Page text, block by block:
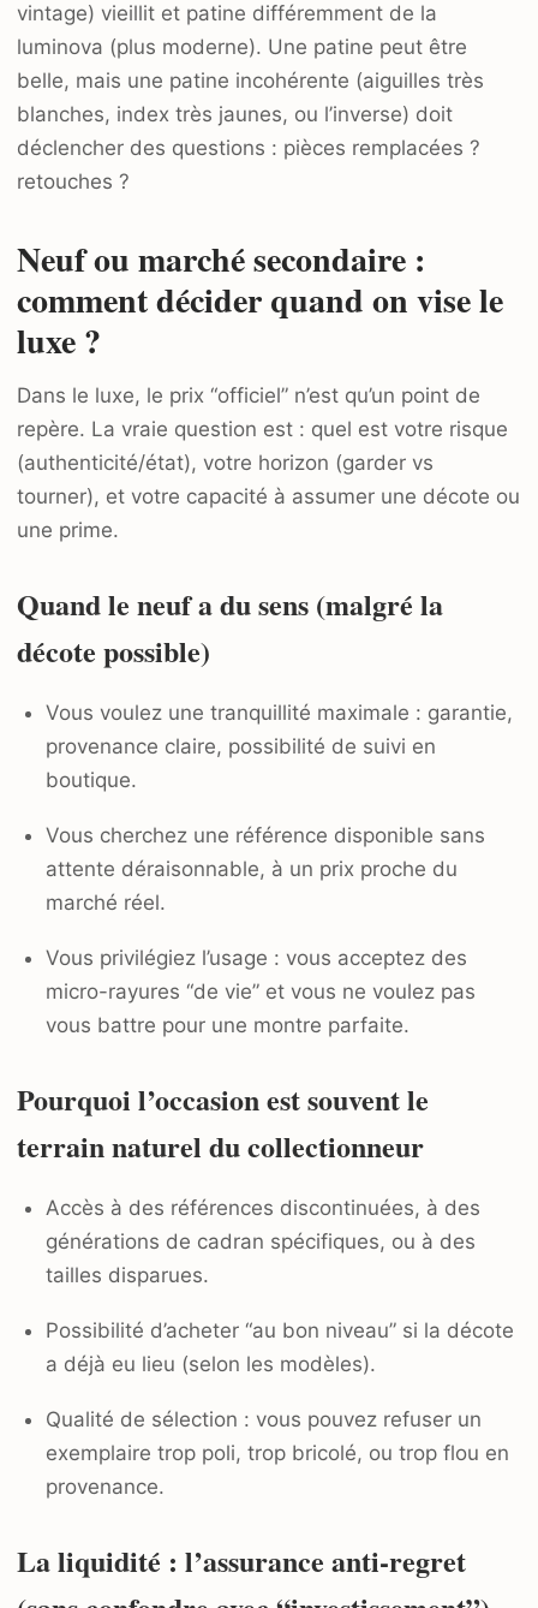
vintage) vieillit et patine différemment de la
luminova (plus moderne). Une patine peut être
belle, mais une patine incohérente (aiguilles très
blanches, index très jaunes, ou l’inverse) doit
déclencher des questions : pièces remplacées ?
retouches ?
Neuf ou marché secondaire :
comment décider quand on vise le
luxe ?
Dans le luxe, le prix “officiel” n’est qu’un point de
repère. La vraie question est : quel est votre risque
(authenticité/état), votre horizon (garder vs
tourner), et votre capacité à assumer une décote ou
une prime.
Quand le neuf a du sens (malgré la
décote possible)
Vous voulez une tranquillité maximale : garantie,
provenance claire, possibilité de suivi en
boutique.
Vous cherchez une référence disponible sans
attente déraisonnable, à un prix proche du
marché réel.
Vous privilégiez l’usage : vous acceptez des
micro-rayures “de vie” et vous ne voulez pas
vous battre pour une montre parfaite.
Pourquoi l’occasion est souvent le
terrain naturel du collectionneur
Accès à des références discontinuées, à des
générations de cadran spécifiques, ou à des
tailles disparues.
Possibilité d’acheter “au bon niveau” si la décote
a déjà eu lieu (selon les modèles).
Qualité de sélection : vous pouvez refuser un
exemplaire trop poli, trop bricolé, ou trop flou en
provenance.
La liquidité : l’assurance anti-regret